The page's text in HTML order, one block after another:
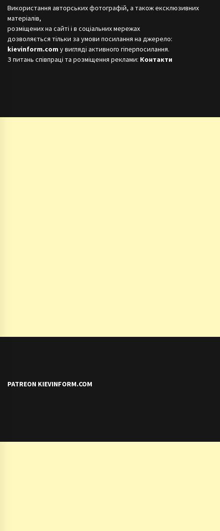
Використання авторських фотографій, а також ексклюзивних
матеріалів,
розміщених на сайті і в соціальних мережах
дозволяється тільки за умови посилання на джерело:
kievinform.com у вигляді активного гіперпосилання.
З питань співпраці та розміщення реклами: Контакти
PATREON KIEVINFORM.COM